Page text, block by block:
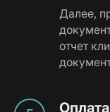
Далее,
отчет